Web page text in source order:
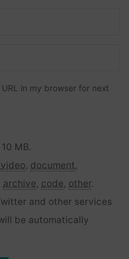
in my browser for next
MB.
video, document,
archive, code, other.
and other services
be automatically